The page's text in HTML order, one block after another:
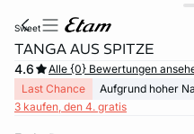
sweet
TANGA AUS SPITZE
4.6
Alle {0} Bewertungen
Last Chance
Aufgrund hoher
3 kaufen, den 4. gratis